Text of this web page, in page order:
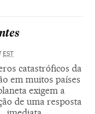
EST
catastróficos da
em muitos países
exigem a
de uma resposta